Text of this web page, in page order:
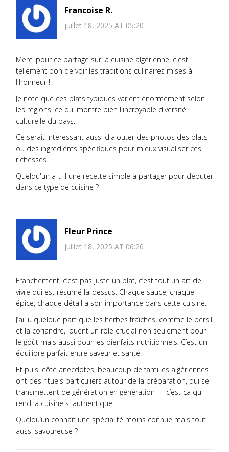
Francoise R.
juillet 18, 2025 AT 05:20
Merci pour ce partage sur la cuisine algérienne, c'est
tellement bon de voir les traditions culinaires mises à
l'honneur !
Je note que ces plats typiques varient énormément selon
les régions, ce qui montre bien l'incroyable diversité
culturelle du pays.
Ce serait intéressant aussi d'ajouter des photos des plats
ou des ingrédients spécifiques pour mieux visualiser ces
richesses.
Quelqu'un a-t-il une recette simple à partager pour débuter
dans ce type de cuisine ?
Fleur Prince
juillet 18, 2025 AT 06:20
Franchement, c’est pas juste un plat, c’est tout un art de
vivre qui est résumé là-dessus. Chaque sauce, chaque
épice, chaque détail a son importance dans cette cuisine.
J’ai lu quelque part que les herbes fraîches, comme le persil
et la coriandre, jouent un rôle crucial non seulement pour
le goût mais aussi pour les bienfaits nutritionnels. C’est un
équilibre parfait entre saveur et santé.
Et puis, côté anecdotes, beaucoup de familles algériennes
ont des rituels particuliers autour de la préparation, qui se
transmettent de génération en génération — c’est ça qui
rend la cuisine si authentique.
Quelqu’un connaît une spécialité moins connue mais tout
aussi savoureuse ?